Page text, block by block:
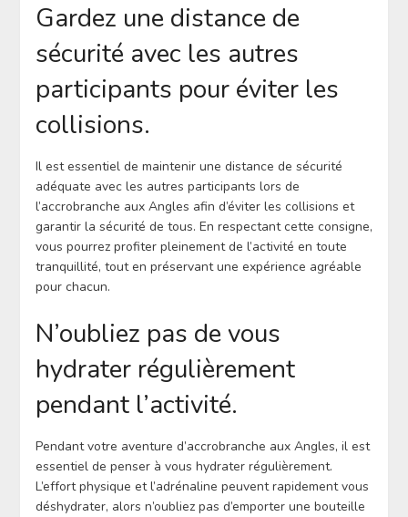
Gardez une distance de
sécurité avec les autres
participants pour éviter les
collisions.
Il est essentiel de maintenir une distance de sécurité
adéquate avec les autres participants lors de
l’accrobranche aux Angles afin d’éviter les collisions et
garantir la sécurité de tous. En respectant cette consigne,
vous pourrez profiter pleinement de l’activité en toute
tranquillité, tout en préservant une expérience agréable
pour chacun.
N’oubliez pas de vous
hydrater régulièrement
pendant l’activité.
Pendant votre aventure d’accrobranche aux Angles, il est
essentiel de penser à vous hydrater régulièrement.
L’effort physique et l’adrénaline peuvent rapidement vous
déshydrater, alors n’oubliez pas d’emporter une bouteille